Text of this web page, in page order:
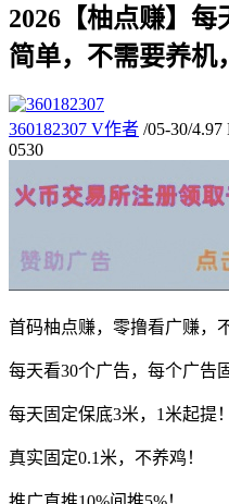
2026【柚点赚】
简单，不需要养机
360182307 V作者 /05-30/4.97
0530
首码柚点赚，零撸看广赚，
每天看30个广告，每个广告
每天固定保底3米，1米起提！
真实固定0.1米，不养鸡！